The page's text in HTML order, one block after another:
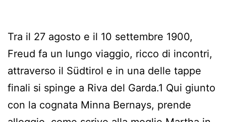
Tra il 27 agosto e il 10 settembre 1900,
Freud fa un lungo viaggio, ricco di incontri,
attraverso il Südtirol e in una delle tappe
finali si spinge a Riva del Garda.1 Qui giunto
con la cognata Minna Bernays, prende